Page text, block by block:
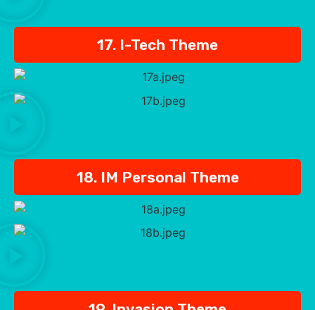
17. I-Tech Theme
18. IM Personal Theme